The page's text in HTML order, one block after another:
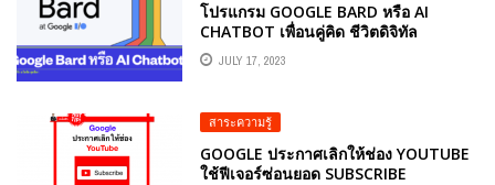
โปรแกรม GOOGLE BARD หรือ AI
CHATBOT เพื่อนคู่คิด ชีวิตดิจิทัล
JULY 17, 2023
สาระความรู้
GOOGLE ประกาศเลิกให้ช่อง YOUTUBE
ใช้ฟีเจอร์ซ่อนยอด SUBSCRIBE